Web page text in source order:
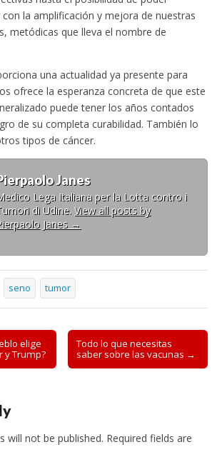
la amplificación y mejora de nuestras
metódicas que lleva el nombre de
una actualidad ya presente para
ofrece la esperanza concreta de que este
puede tener los años contados
de su completa curabilidad. También lo
tipos de cáncer.
Janes
Lega Italiana per la Lotta contro i
di Udine. View all posts by
Janes →
seno tumor
elige
y Trump?
Todo lo que necesitas
saber sobre las vacunas →
will not be published. Required fields are